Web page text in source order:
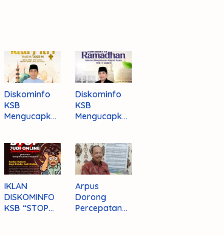
Diskominfo
KSB
Mengucapka
Idul Fitri 1446
H/2025 M
Diskominfo
KSB
Mengucapka
Ibadah Puasa
1446 H/2025
M
IKLAN
DISKOMINFO
KSB “STOP
Arpus
Dorong
Percepatan